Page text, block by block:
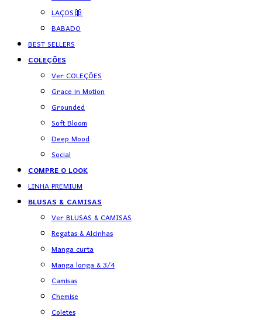
LAÇOS🎀
BABADO
BEST SELLERS
COLEÇÕES
Ver COLEÇÕES
Grace in Motion
Grounded
Soft Bloom
Deep Mood
Social
COMPRE O LOOK
LINHA PREMIUM
BLUSAS & CAMISAS
Ver BLUSAS & CAMISAS
Regatas & Alcinhas
Manga curta
Manga longa & 3/4
Camisas
Chemise
Coletes